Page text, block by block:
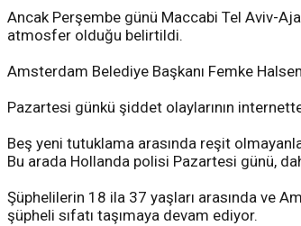
Ancak Perşembe günü Maccabi Tel Aviv-
atmosfer olduğu belirtildi.
Amsterdam Belediye Başkanı Femke
Pazartesi günkü şiddet olaylarının
Beş yeni tutuklama arasında reşit
Bu arada Hollanda polisi Pazartesi günü,
Şüphelilerin 18 ila 37 yaşları arasında ve
şüpheli sıfatı taşımaya devam ediyor.